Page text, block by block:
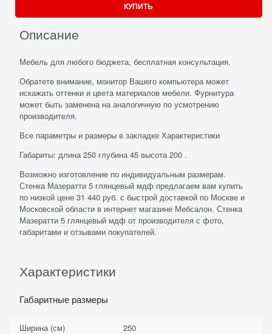
КУПИТЬ
Описание
Мебель для любого бюджета, бесплатная консультация.
Обратете внимание, монитор Вашего компьютера может
искажать оттенки и цвета материалов мебели. Фурнитура
может быть заменена на аналогичную по усмотрению
производителя.
Все параметры и размеры в закладке Характеристики
Габариты: длина 250 глубина 45 высота 200 .
Возможно изготовление по индивидуальным размерам.
Стенка Мазератти 5 глянцевый мдф предлагаем вам купить
по низкой цене 31 440 руб. с быстрой доставкой по Москве и
Московской области в интернет магазине Мебсалон. Стенка
Мазератти 5 глянцевый мдф от производителя с фото,
габаритами и отзывами покупателей.
Характеристики
Габаритные размеры
Ширина (см)
250